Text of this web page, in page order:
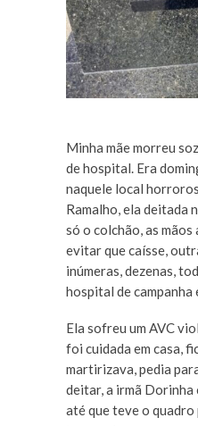
Minha mãe morreu
de hospital. Era
naquele local
Ramalho, ela deitada
só o colchão, as mãos
evitar que caísse,
inúmeras, dezenas,
hospital de campanha
Ela sofreu um AVC
foi cuidada em casa,
martirizava, pedia
deitar, a irmã Dorinha
até que teve o